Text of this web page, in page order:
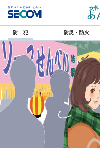
防 犯 防災・防火